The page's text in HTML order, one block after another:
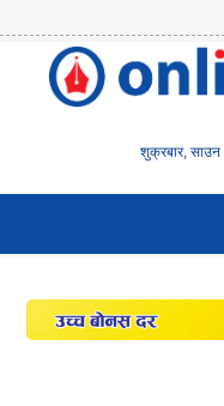
शुक्रबार, साउन
होम
वित्त
इन्स्योरेन्स